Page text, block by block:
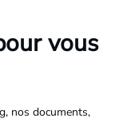
vous
nos documents,